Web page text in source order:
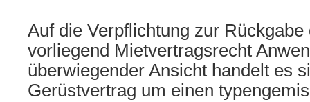
Auf die Verpflichtung zur
vorliegend Mietvertragsrecht
überwiegender Ansicht handelt es
Gerüstvertrag um einen